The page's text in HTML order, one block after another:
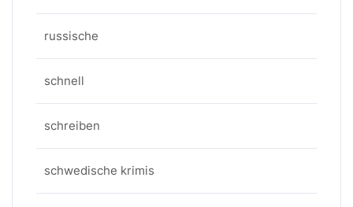
russische
schnell
schreiben
schwedische krimis